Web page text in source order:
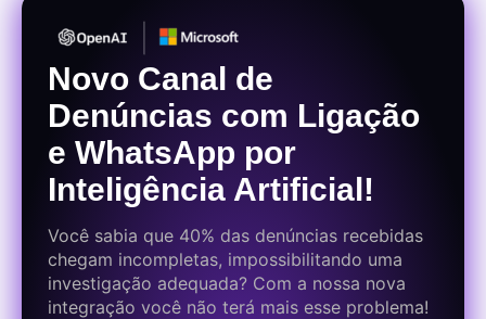
Novo Canal de
Denúncias com Ligação
e WhatsApp por
Inteligência Artificial!
Você sabia que 40% das denúncias recebidas
chegam incompletas, impossibilitando uma
investigação adequada? Com a nossa nova
integração você não terá mais esse problema!